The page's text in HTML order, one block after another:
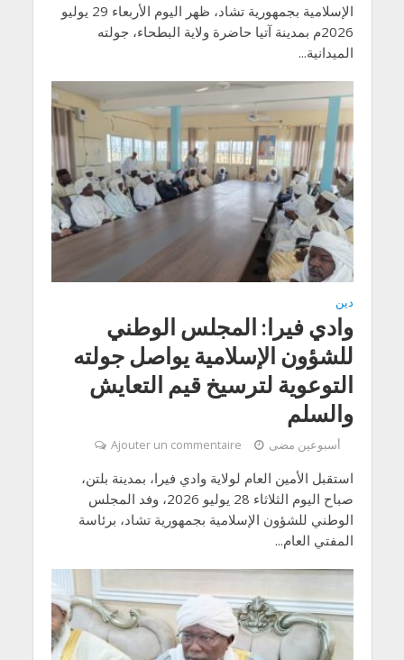
الإسلامية بجمهورية تشاد، ظهر اليوم الأربعاء 29 يوليو
2026م بمدينة آتيا حاضرة ولاية البطحاء، جولته
الميدانية...
دين
وادي فيرا: المجلس الوطني
للشؤون الإسلامية يواصل جولته
التوعوية لترسيخ قيم التعايش
والسلم
أسبوعين مضى Ajouter un commentaire
استقبل الأمين العام لولاية وادي فيرا، بمدينة بلتن،
صباح اليوم الثلاثاء 28 يوليو 2026، وفد المجلس
الوطني للشؤون الإسلامية بجمهورية تشاد، برئاسة
المفتي العام...